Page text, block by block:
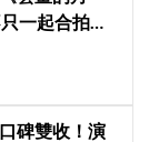
一起合拍畫
碑雙收！演